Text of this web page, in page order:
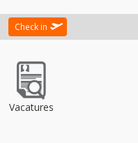
Check in
Vacatures